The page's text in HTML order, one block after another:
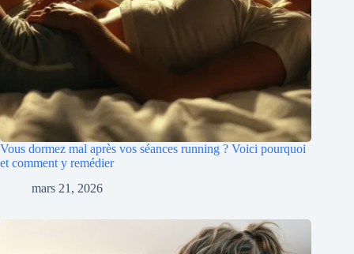
Vous dormez mal après vos séances running ? Voici pourquoi
et comment y remédier
mars 21, 2026